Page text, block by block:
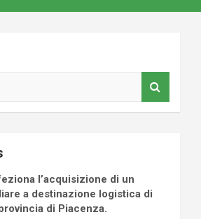
l’acquisizione di un
a destinazione logistica di
di Piacenza.